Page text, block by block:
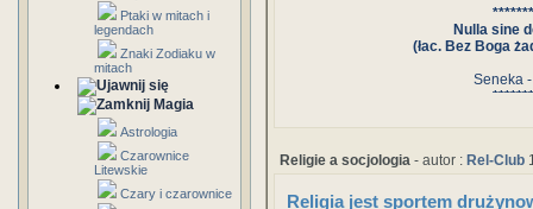
Ptaki w mitach i
legendach
Znaki Zodiaku w
mitach
Magia
Astrologia
Czarownice
Litewskie
Czary i czarownice
Nulla sine
(łac. Bez Boga
Seneka
Religie a socjologia - autor : Rel-Club
Religia jest sportem